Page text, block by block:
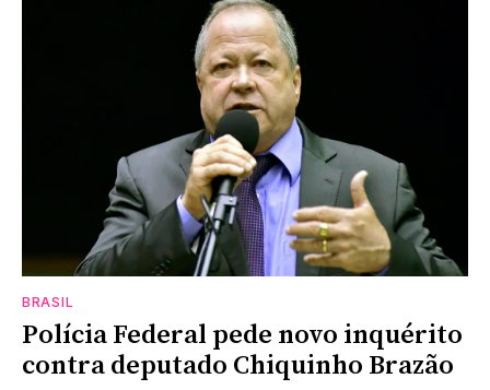
BRASIL
Polícia Federal pede novo inquérito
contra deputado Chiquinho Brazão